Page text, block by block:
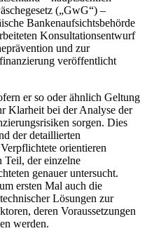
(„GwG“) –
Bankenaufsichtsbehörde
Konsultationsentwurf
und zur
veröffentlicht
er so oder ähnlich Geltung
Klarheit bei der Analyse der
sorgen. Dies
der detaillierten
orientieren
Teil, der einzelne
genauer untersucht.
ersten Mal auch die
Lösungen zur
deren Voraussetzungen
werden.